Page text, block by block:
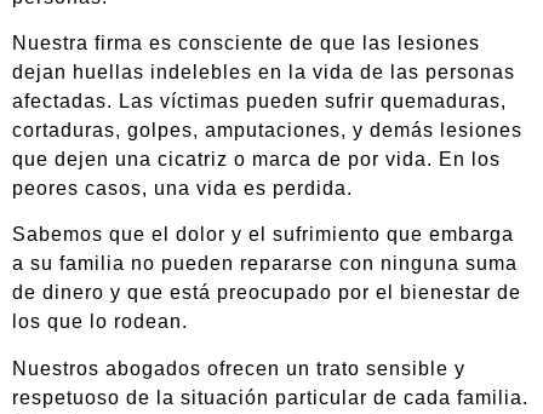
Nuestra firma es consciente de que las lesiones
dejan huellas indelebles en la vida de las personas
afectadas. Las víctimas pueden sufrir quemaduras,
cortaduras, golpes, amputaciones, y demás lesiones
que dejen una cicatriz o marca de por vida. En los
peores casos, una vida es perdida.
Sabemos que el dolor y el sufrimiento que embarga
a su familia no pueden repararse con ninguna suma
de dinero y que está preocupado por el bienestar de
los que lo rodean.
Nuestros abogados ofrecen un trato sensible y
respetuoso de la situación particular de cada familia.